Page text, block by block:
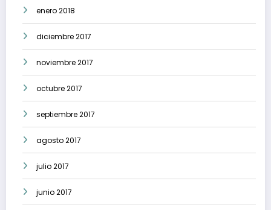
enero 2018
diciembre 2017
noviembre 2017
octubre 2017
septiembre 2017
agosto 2017
julio 2017
junio 2017